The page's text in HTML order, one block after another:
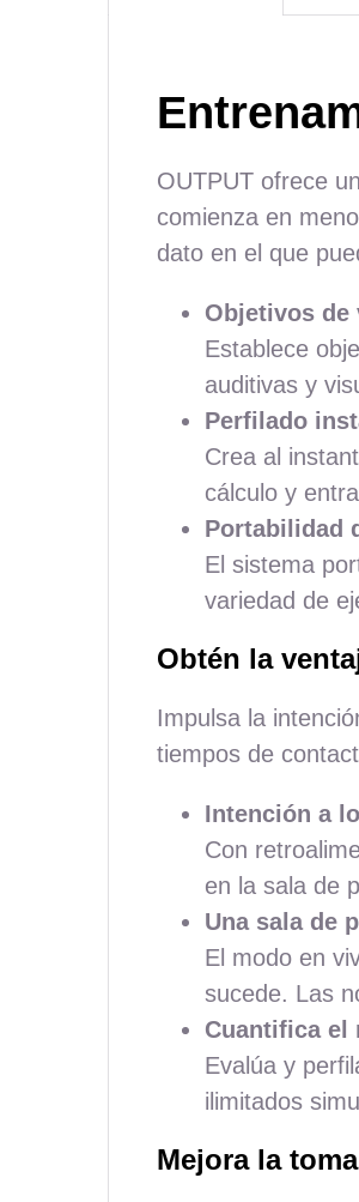
OUTPUT ofrece
comienza en
dato en el que
Objetivos de
Establece
auditivas y
Perfilado
Crea al
cálculo y
Portabilidad
El sistema
variedad de
Obtén la
Impulsa la
tiempos de
Intención a
Con
en la sala de
Una sala de
El modo en
sucede. Las
Cuantifica el
Evalúa y
ilimitados
Mejora la